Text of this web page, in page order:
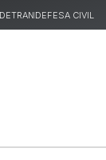
DETRANDEFESA CIVIL